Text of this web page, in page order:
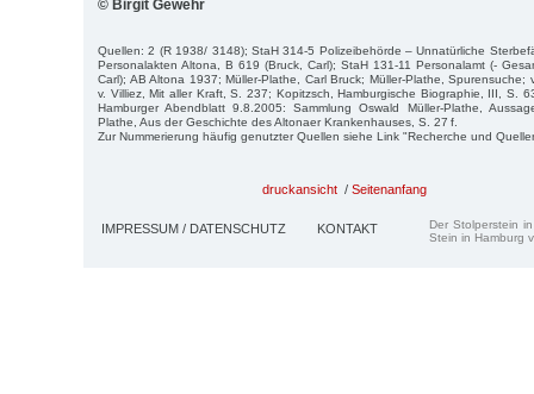
© Birgit Gewehr
Quellen: 2 (R 1938/ 3148); StaH 314-5 Polizeibehörde – Unnatürliche
Personalakten Altona, B 619 (Bruck, Carl); StaH 131-11 Personalamt (-
Carl); AB Altona 1937; Müller-Plathe, Carl Bruck; Müller-Plathe, Spurensuche;
v. Villiez, Mit aller Kraft, S. 237; Kopitzsch, Hamburgische Biographie, III, S.
Hamburger Abendblatt 9.8.2005: Sammlung Oswald Müller-Plathe,
Plathe, Aus der Geschichte des Altonaer Krankenhauses, S. 27 f.
Zur Nummerierung häufig genutzter Quellen siehe Link "Recherche und
druckansicht / Seitenanfang
IMPRESSUM / DATENSCHUTZ KONTAKT
Der Stolperstein
Stein in Hamburg